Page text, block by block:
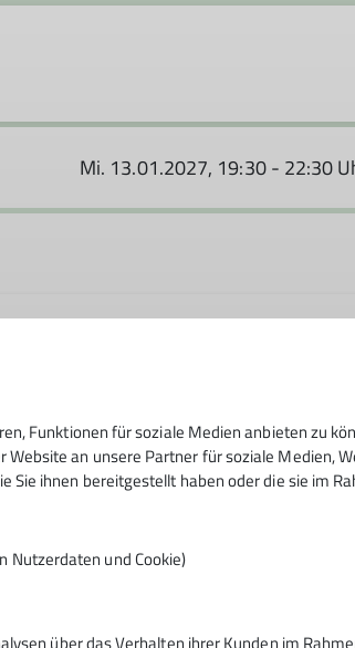
Mi. 13.01.2027, 19:30 - 22:30
Funktionen für soziale Medien anbieten zu
an unsere Partner für soziale Medien,
ihnen bereitgestellt haben oder die sie im
Nutzerdaten und Cookie)